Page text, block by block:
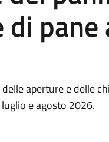
aperture e delle
e agosto 2026.